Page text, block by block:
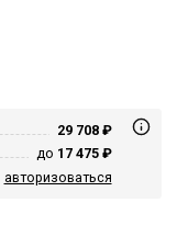
29 708 ₽
до 17 475 ₽
авторизоваться